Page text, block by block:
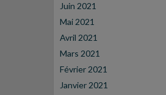
Juin 2021
Mai 2021
Avril 2021
Mars 2021
Février 2021
Janvier 2021